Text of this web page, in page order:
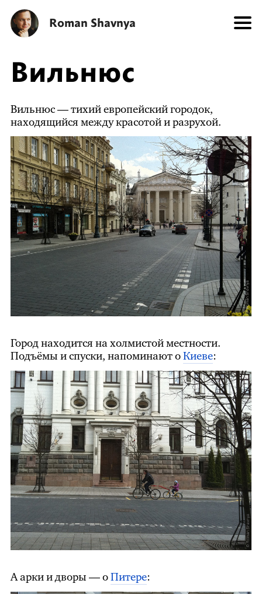
Roman Shavnya
Вильнюс
Вильнюс — тихий европейский городок,
находящийся между красотой и разрухой.
Город находится на холмистой местности.
Подъёмы и спуски, напоминают о Киеве:
А арки и дворы — о Питере: